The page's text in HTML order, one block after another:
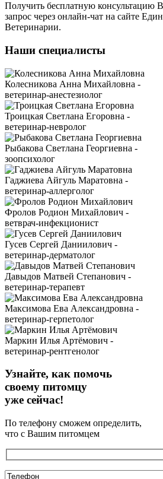
Получить бесплатную консультацию
запрос через онлайн-чат на сайте
Ветеринарии.
Наши специалисты
Колесникова Анна Михайловна -
ветеринар-анестезиолог
Троицкая Светлана Егоровна -
ветеринар-невролог
Рыбакова Светлана Георгиевна -
зоопсихолог
Гаджиева Айгуль Маратовна -
ветеринар-аллерголог
Фролов Родион Михайлович -
ветврач-инфекционист
Гусев Сергей Даниилович -
ветеринар-дерматолог
Давыдов Матвей Степанович -
ветеринар-терапевт
Максимова Ева Александровна -
ветеринар-герпетолог
Маркин Илья Артёмович -
ветеринар-рентгенолог
Узнайте, как помочь
своему питомцу
уже сейчас!
По телефону сможем определить,
что с Вашим питомцем